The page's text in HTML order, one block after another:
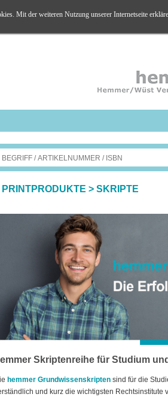
PRINTPRODUKTE > SKRIPTE
Skriptenreihe für Studium
hemmer Grundwissenskripten sind für die
und kurz die wichtigsten
Mit der weiteren Nutzung unserer Internetseite